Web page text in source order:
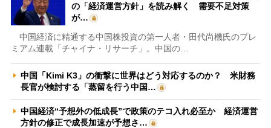
の「経済運営方針」を読み解く 需要不足対策
が…
中国経済に精通する中国株投資の第一人者・田代尚機氏のプレ
ミアム連載「チャイナ・リサーチ」。中国の…
中国「Kimi K3」の衝撃に世界はどう対応するのか？ 米財務
長官が検討する「蒸留を行う中国…
中国経済“予想外の低成長”で政策のテコ入れ必至か 経済運営
方針の修正で成長加速が予想さ…